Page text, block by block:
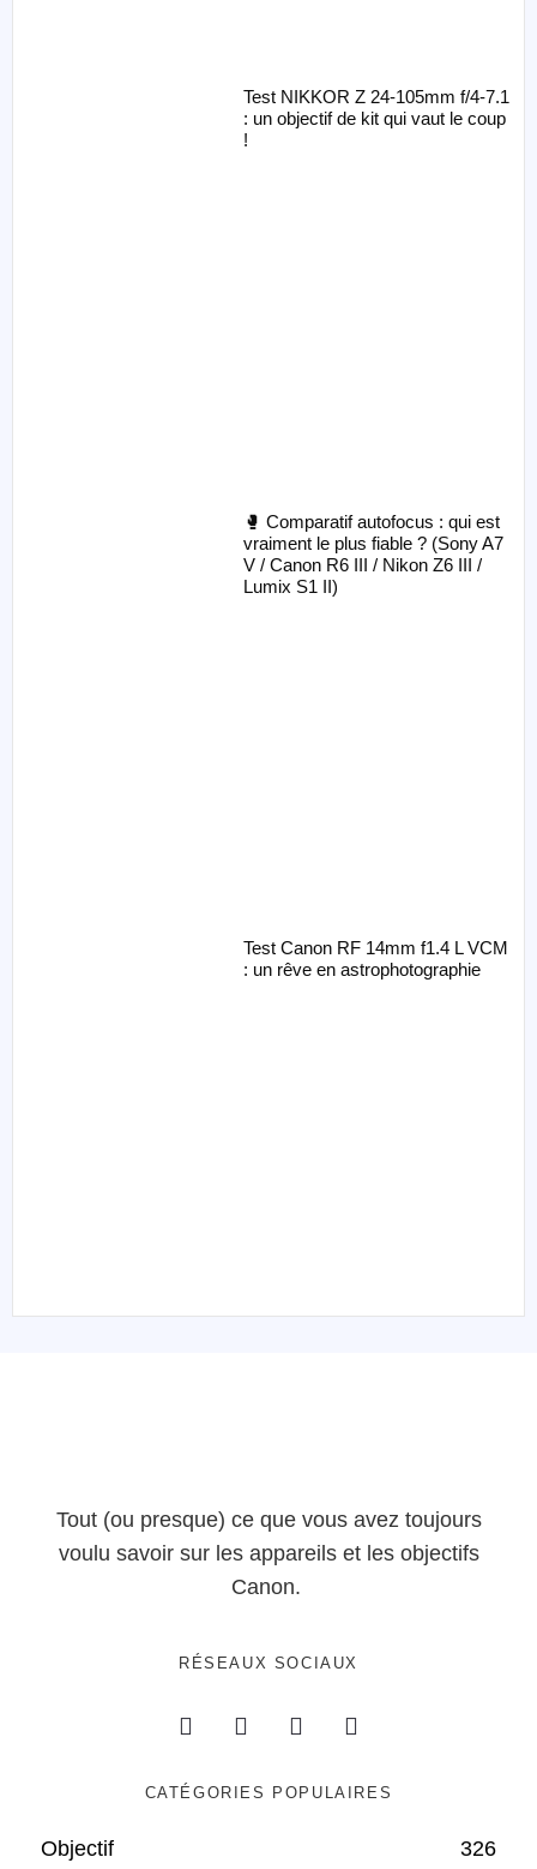
Test NIKKOR Z 24-105mm f/4-7.1
: un objectif de kit qui vaut le coup
!
🥊 Comparatif autofocus : qui est
vraiment le plus fiable ? (Sony A7
V / Canon R6 III / Nikon Z6 III /
Lumix S1 II)
Test Canon RF 14mm f1.4 L VCM
: un rêve en astrophotographie
Tout (ou presque) ce que vous avez toujours
voulu savoir sur les appareils et les objectifs
Canon.
RÉSEAUX SOCIAUX
CATÉGORIES POPULAIRES
Objectif 326